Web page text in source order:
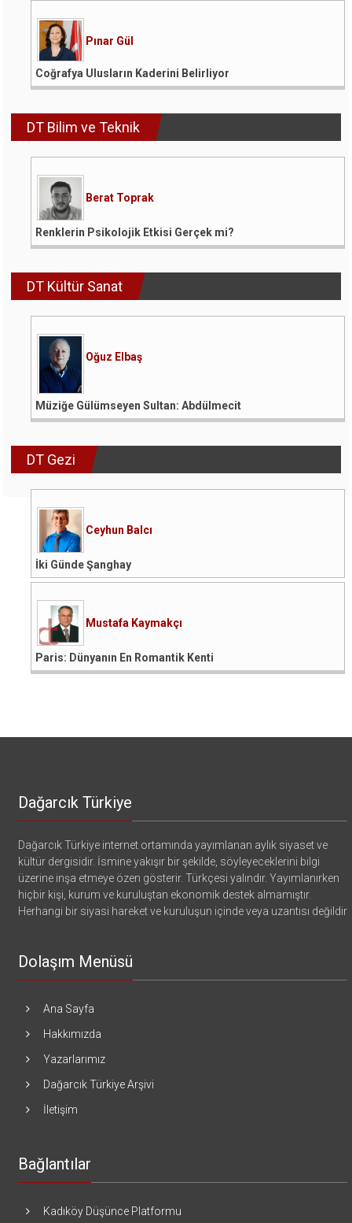
Pınar Gül
Coğrafya Ulusların Kaderini Belirliyor
DT Bilim ve Teknik
Berat Toprak
Renklerin Psikolojik Etkisi Gerçek mi?
DT Kültür Sanat
Oğuz Elbaş
Müziğe Gülümseyen Sultan: Abdülmecit
DT Gezi
Ceyhun Balcı
İki Günde Şanghay
Mustafa Kaymakçı
Paris: Dünyanın En Romantik Kenti
Dağarcık Türkiye
Dağarcık Türkiye internet ortamında yayımlanan aylık siyaset ve
kültür dergisidir. İsmine yakışır bir şekilde, söyleyeceklerini bilgi
üzerine inşa etmeye özen gösterir. Türkçesi yalındır. Yayımlanırken
hiçbir kişi, kurum ve kuruluştan ekonomik destek almamıştır.
Herhangi bir siyasi hareket ve kuruluşun içinde veya uzantısı değildir
Dolaşım Menüsü
Ana Sayfa
Hakkımızda
Yazarlarımız
Dağarcık Türkiye Arşivi
İletişim
Bağlantılar
Kadıköy Düşünce Platformu